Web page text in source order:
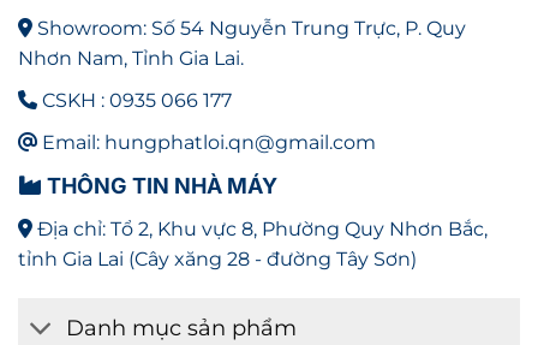
Showroom: Số 54 Nguyễn Trung Trực, P. Quy
Nhơn Nam, Tỉnh Gia Lai.
CSKH : 0935 066 177
Email: hungphatloi.qn@gmail.com
THÔNG TIN NHÀ MÁY
Địa chỉ: Tổ 2, Khu vực 8, Phường Quy Nhơn Bắc,
tỉnh Gia Lai (Cây xăng 28 - đường Tây Sơn)
Danh mục sản phẩm